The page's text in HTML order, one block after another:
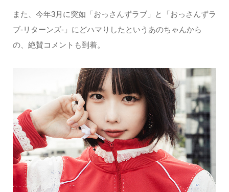
また、今年3月に突如「おっさんずラブ」と「おっさんずラ
ブ-リターンズ-」にどハマりしたというあのちゃんから
の、絶賛コメントも到着。